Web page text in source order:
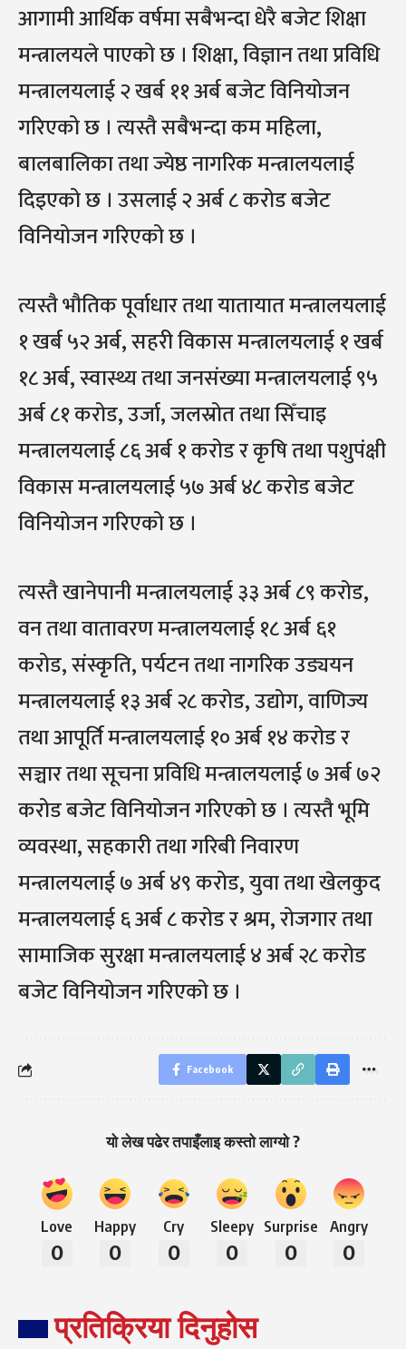
आगामी आर्थिक वर्षमा सबैभन्दा धेरै बजेट शिक्षा
मन्त्रालयले पाएको छ । शिक्षा, विज्ञान तथा प्रविधि
मन्त्रालयलाई २ खर्ब ११ अर्ब बजेट विनियोजन
गरिएको छ । त्यस्तै सबैभन्दा कम महिला,
बालबालिका तथा ज्येष्ठ नागरिक मन्त्रालयलाई
दिइएको छ । उसलाई २ अर्ब ८ करोड बजेट
विनियोजन गरिएको छ ।
त्यस्तै भौतिक पूर्वाधार तथा यातायात मन्त्रालयलाई
१ खर्ब ५२ अर्ब, सहरी विकास मन्त्रालयलाई १ खर्ब
१८ अर्ब, स्वास्थ्य तथा जनसंख्या मन्त्रालयलाई ९५
अर्ब ८१ करोड, उर्जा, जलस्रोत तथा सिँचाइ
मन्त्रालयलाई ८६ अर्ब १ करोड र कृषि तथा पशुपंक्षी
विकास मन्त्रालयलाई ५७ अर्ब ४८ करोड बजेट
विनियोजन गरिएको छ ।
त्यस्तै खानेपानी मन्त्रालयलाई ३३ अर्ब ८९ करोड,
वन तथा वातावरण मन्त्रालयलाई १८ अर्ब ६१
करोड, संस्कृति, पर्यटन तथा नागरिक उड्ययन
मन्त्रालयलाई १३ अर्ब २८ करोड, उद्योग, वाणिज्य
तथा आपूर्ति मन्त्रालयलाई १० अर्ब १४ करोड र
सञ्चार तथा सूचना प्रविधि मन्त्रालयलाई ७ अर्ब ७२
करोड बजेट विनियोजन गरिएको छ । त्यस्तै भूमि
व्यवस्था, सहकारी तथा गरिबी निवारण
मन्त्रालयलाई ७ अर्ब ४९ करोड, युवा तथा खेलकुद
मन्त्रालयलाई ६ अर्ब ८ करोड र श्रम, रोजगार तथा
सामाजिक सुरक्षा मन्त्रालयलाई ४ अर्ब २८ करोड
बजेट विनियोजन गरिएको छ ।
Facebook
यो लेख पढेर तपाइँलाइ कस्तो लाग्यो ?
Love
0
Happy
0
Cry
0
Sleepy
0
Surprise
0
Angry
0
प्रतिक्रिया दिनुहोस